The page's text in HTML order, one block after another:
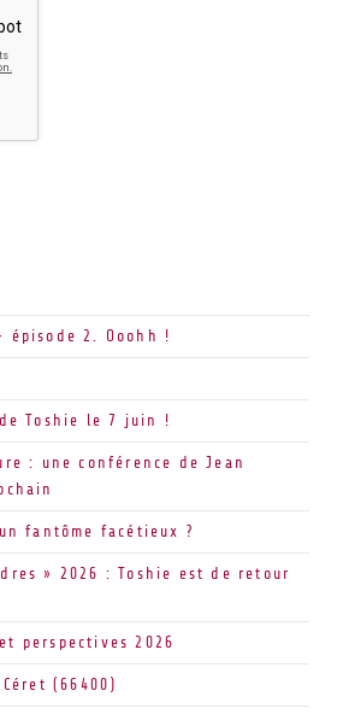
épisode 2. Ooohh !
Toshie le 7 juin !
: une conférence de Jean
fantôme facétieux ?
» 2026 : Toshie est de retour
perspectives 2026
(66400)